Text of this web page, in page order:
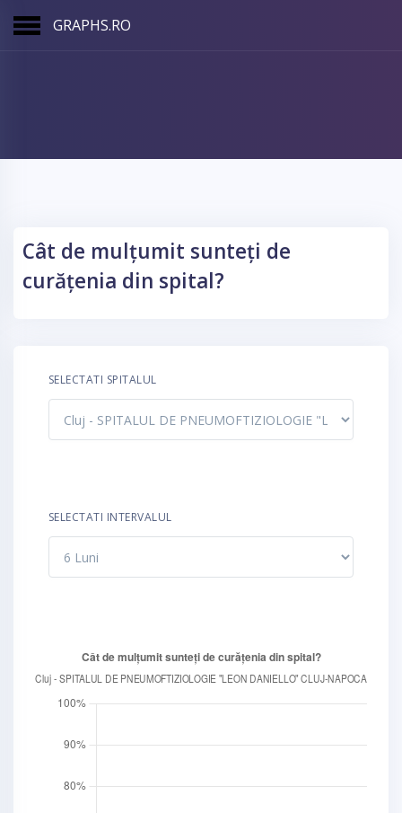
GRAPHS.RO
Cât de mulțumit sunteți de
curățenia din spital?
SELECTATI SPITALUL
SELECTATI INTERVALUL